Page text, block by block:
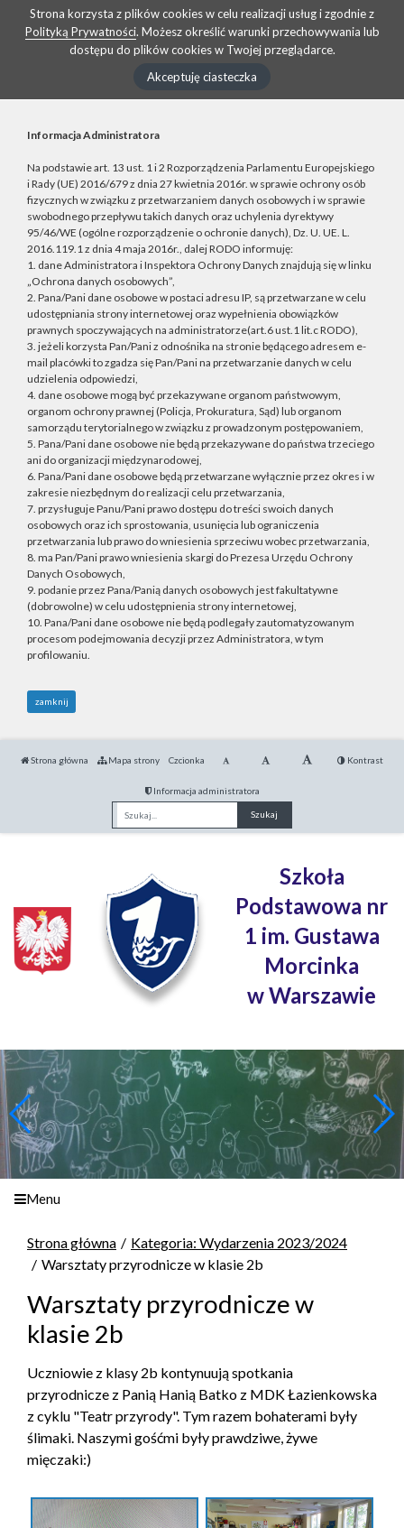
Strona korzysta z plików cookies w celu realizacji usług i zgodnie z
Polityką Prywatności. Możesz określić warunki przechowywania lub
dostępu do plików cookies w Twojej przeglądarce.
Akceptuję ciasteczka
Informacja Administratora
Na podstawie art. 13 ust. 1 i 2 Rozporządzenia Parlamentu Europejskiego
i Rady (UE) 2016/679 z dnia 27 kwietnia 2016r. w sprawie ochrony osób
fizycznych w związku z przetwarzaniem danych osobowych i w sprawie
swobodnego przepływu takich danych oraz uchylenia dyrektywy
95/46/WE (ogólne rozporządzenie o ochronie danych), Dz. U. UE. L.
2016.119.1 z dnia 4 maja 2016r., dalej RODO informuję:
1. dane Administratora i Inspektora Ochrony Danych znajdują się w linku
„Ochrona danych osobowych”,
2. Pana/Pani dane osobowe w postaci adresu IP, są przetwarzane w celu
udostępniania strony internetowej oraz wypełnienia obowiązków
prawnych spoczywających na administratorze(art.6 ust.1 lit.c RODO),
3. jeżeli korzysta Pan/Pani z odnośnika na stronie będącego adresem e-
mail placówki to zgadza się Pan/Pani na przetwarzanie danych w celu
udzielenia odpowiedzi,
4. dane osobowe mogą być przekazywane organom państwowym,
organom ochrony prawnej (Policja, Prokuratura, Sąd) lub organom
samorządu terytorialnego w związku z prowadzonym postępowaniem,
5. Pana/Pani dane osobowe nie będą przekazywane do państwa trzeciego
ani do organizacji międzynarodowej,
6. Pana/Pani dane osobowe będą przetwarzane wyłącznie przez okres i w
zakresie niezbędnym do realizacji celu przetwarzania,
7. przysługuje Panu/Pani prawo dostępu do treści swoich danych
osobowych oraz ich sprostowania, usunięcia lub ograniczenia
przetwarzania lub prawo do wniesienia sprzeciwu wobec przetwarzania,
8. ma Pan/Pani prawo wniesienia skargi do Prezesa Urzędu Ochrony
Danych Osobowych,
9. podanie przez Pana/Panią danych osobowych jest fakultatywne
(dobrowolne) w celu udostępnienia strony internetowej,
10. Pana/Pani dane osobowe nie będą podlegały zautomatyzowanym
procesom podejmowania decyzji przez Administratora, w tym
profilowaniu.
zamknij
Strona główna Mapa strony Czcionka Kontrast
Informacja administratora
Fraza
Szkoła
Podstawowa nr
1 im. Gustawa
Morcinka
w Warszawie
Menu
Strona główna
Kategoria: Wydarzenia 2023/2024
Warsztaty przyrodnicze w klasie 2b
Warsztaty przyrodnicze w
klasie 2b
Uczniowie z klasy 2b kontynuują spotkania
przyrodnicze z Panią Hanią Batko z MDK Łazienkowska
z cyklu "Teatr przyrody". Tym razem bohaterami były
ślimaki. Naszymi gośćmi były prawdziwe, żywe
mięczaki:)